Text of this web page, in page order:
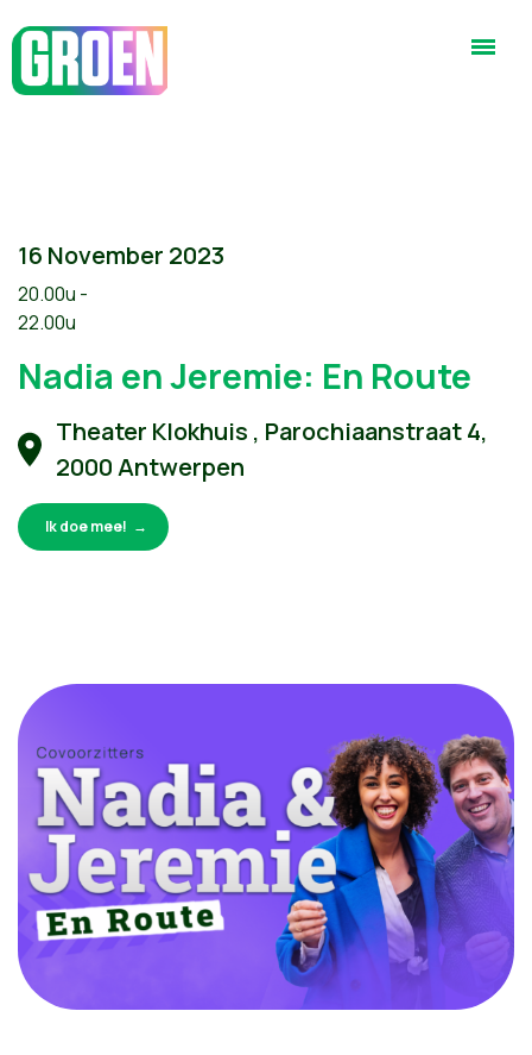
16 November 2023
20.00u -
22.00u
Nadia en Jeremie: En Route
Theater Klokhuis , Parochiaanstraat 4,
2000 Antwerpen
Ik doe mee!